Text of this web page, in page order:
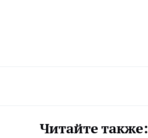
Читайте также: